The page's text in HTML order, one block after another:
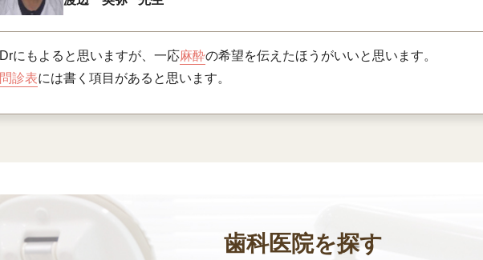
Drにもよると思いますが、一応麻酔の希望を伝えたほうがいいと思います。
問診表には書く項目があると思います。
歯科医院を探す